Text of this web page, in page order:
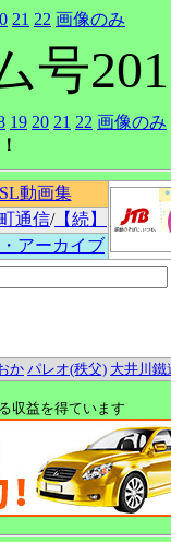
21 22 画像のみ
号
19 20 21 22 画像のみ
SL動画集
通信/【続】
アーカイブ
か パレオ(秩父) 大井川鐵
収益を得ています